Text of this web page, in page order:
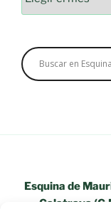
Esquina de
Calatrava